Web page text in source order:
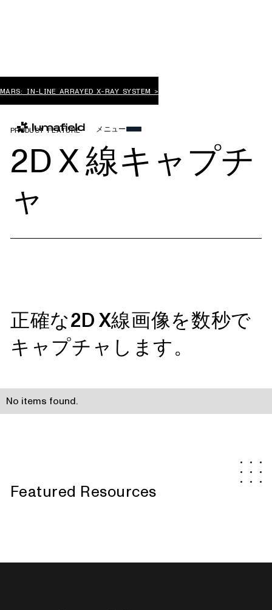
MARS: IN-LINE ARRAYED X-RAY SYSTEM >
メニュー
PRODUCT FEATURE
2D X 線キャプチ
ャ
正確な2D X線画像を数秒で
キャプチャします。
No items found.
Featured Resources